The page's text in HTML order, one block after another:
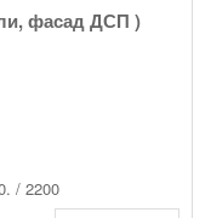
фасад ДСП )
/ 2200